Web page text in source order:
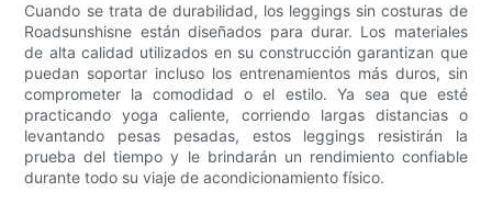
Cuando se trata de durabilidad, los leggings sin costuras de
Roadsunshisne están diseñados para durar. Los materiales
de alta calidad utilizados en su construcción garantizan que
puedan soportar incluso los entrenamientos más duros, sin
comprometer la comodidad o el estilo. Ya sea que esté
practicando yoga caliente, corriendo largas distancias o
levantando pesas pesadas, estos leggings resistirán la
prueba del tiempo y le brindarán un rendimiento confiable
durante todo su viaje de acondicionamiento físico.